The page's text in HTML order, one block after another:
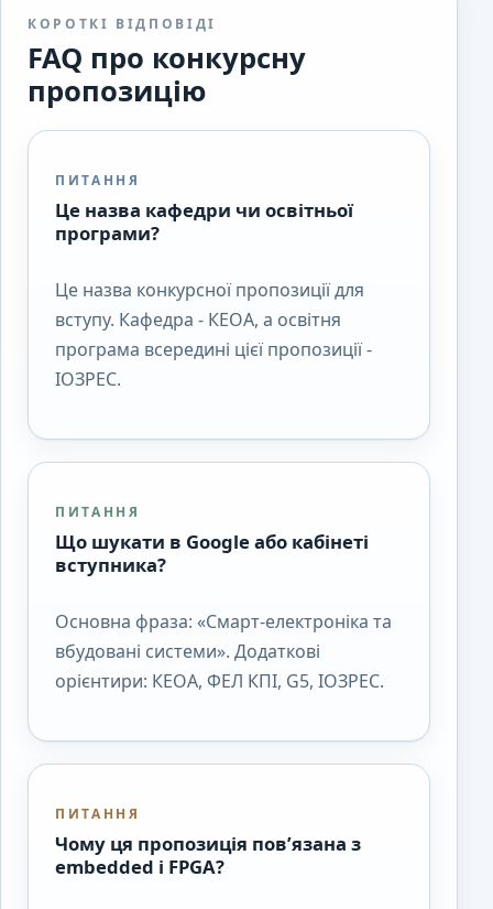
КОРОТКІ ВІДПОВІДІ
FAQ про конкурсну
пропозицію
ПИТАННЯ
Це назва кафедри чи освітньої
програми?
Це назва конкурсної пропозиції для
вступу. Кафедра - КЕОА, а освітня
програма всередині цієї пропозиції -
ІОЗРЕС.
ПИТАННЯ
Що шукати в Google або кабінеті
вступника?
Основна фраза: «Смарт-електроніка та
вбудовані системи». Додаткові
орієнтири: КЕОА, ФЕЛ КПІ, G5, ІОЗРЕС.
ПИТАННЯ
Чому ця пропозиція пов’язана з
embedded і FPGA?